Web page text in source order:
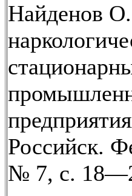
Найденов
Российск.
№ 7, с.